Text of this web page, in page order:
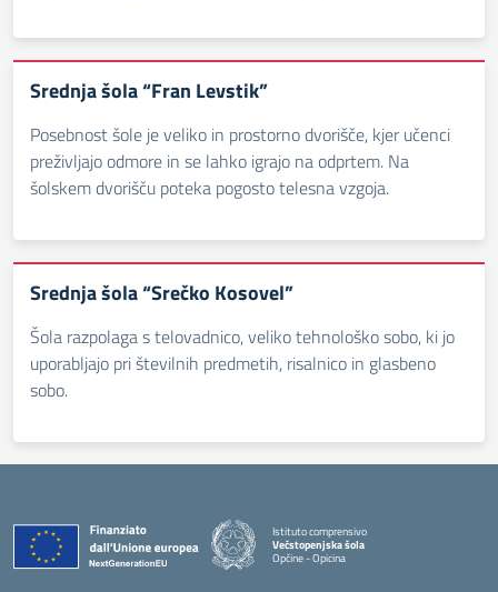
Srednja šola “Fran Levstik”
Posebnost šole je veliko in prostorno dvorišče, kjer učenci
preživljajo odmore in se lahko igrajo na odprtem. Na
šolskem dvorišču poteka pogosto telesna vzgoja.
Srednja šola “Srečko Kosovel”
Šola razpolaga s telovadnico, veliko tehnološko sobo, ki jo
uporabljajo pri številnih predmetih, risalnico in glasbeno
sobo.
Istituto comprensivo
Večstopenjska šola
Opčine - Opicina